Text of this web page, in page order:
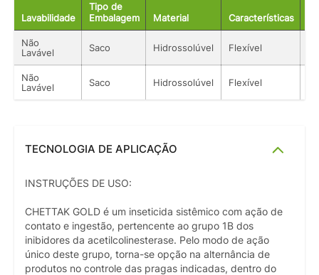
Lavabilidade
Tipo de
Embalagem
Material Características
Não
Lavável
Saco Hidrossolúvel Flexível
Não
Lavável
Saco Hidrossolúvel Flexível
TECNOLOGIA DE APLICAÇÃO
INSTRUÇÕES DE USO:
CHETTAK GOLD é um inseticida sistêmico com ação de
contato e ingestão, pertencente ao grupo 1B dos
inibidores da acetilcolinesterase. Pelo modo de ação
único deste grupo, torna-se opção na alternância de
produtos no controle das pragas indicadas, dentro do